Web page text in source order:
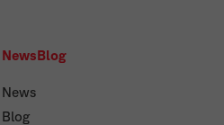
NewsBlog
News
Blog